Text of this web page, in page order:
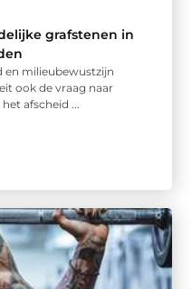
grafstenen in
en milieubewustzijn
ook de vraag naar
afscheid ...